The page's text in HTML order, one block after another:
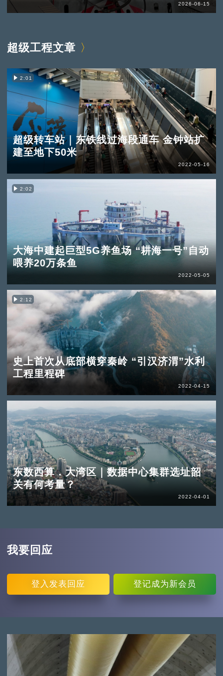
2026-06-15
超级工程文章
2:01
超级转车站｜东铁线过海段通车 金钟站扩
建至地下50米
2022-05-16
2:02
大海中建起巨型5G养鱼场 “耕海一号”自动
喂养20万条鱼
2022-05-05
2:12
史上首次从底部横穿秦岭 “引汉济渭”水利
工程里程碑
2022-04-15
东数西算．大湾区｜数据中心集群选址韶
关有何考量？
2022-04-01
我要回应
登入 发表回应 登记成为新会员